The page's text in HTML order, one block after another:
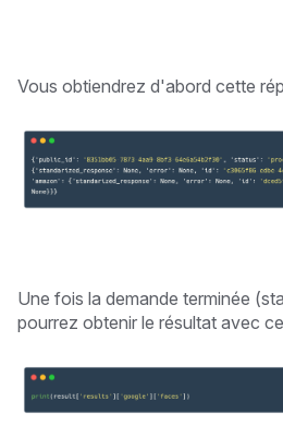
Vous obtiendrez d'abord cette
Une fois la demande terminée
pourrez obtenir le résultat avec